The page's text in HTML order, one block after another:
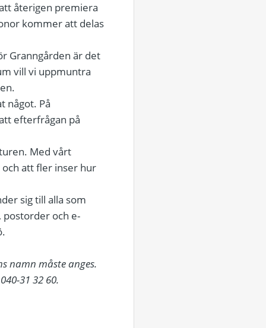
återigen premiera
kommer att delas
Granngården är det
vill vi uppmuntra
något. På
efterfrågan på
Med vårt
att fler inser hur
sig till alla som
och e-
namn måste anges.
31 32 60.